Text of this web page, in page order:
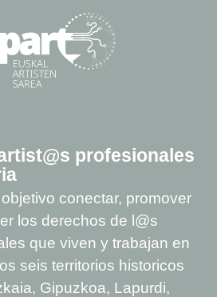
profesionales
conectar, promover
los derechos de l@s
que viven y trabajan en
seis territorios historicos
Gipuzkoa, Lapurdi,